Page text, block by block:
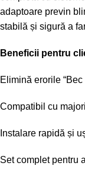
adaptoare previn
stabilă și sigură a
Beneficii pentru
Elimină erorile
Compatibil cu
Instalare rapidă și
Set complet pentru